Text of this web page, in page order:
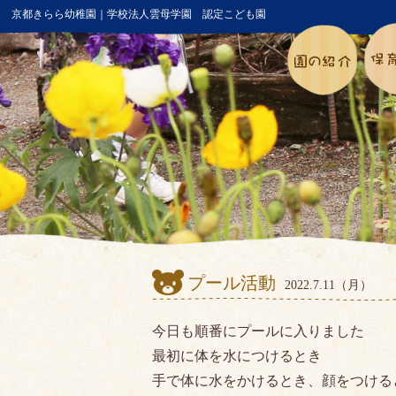
京都きらら幼稚園｜学校法人雲母学園 認定こども園
プール活動 2022.7.11（月）
今日も順番にプールに入りました
最初に体を水につけるとき
手で体に水をかけるとき、顔をつけ